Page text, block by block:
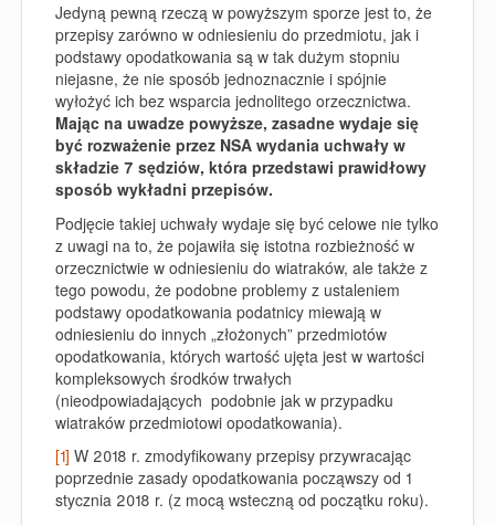
Jedyną pewną rzeczą w powyższym sporze jest to, że
przepisy zarówno w odniesieniu do przedmiotu, jak i
podstawy opodatkowania są w tak dużym stopniu
niejasne, że nie sposób jednoznacznie i spójnie
wyłożyć ich bez wsparcia jednolitego orzecznictwa.
Mając na uwadze powyższe, zasadne wydaje się
być rozważenie przez NSA wydania uchwały w
składzie 7 sędziów, która przedstawi prawidłowy
sposób wykładni przepisów.
Podjęcie takiej uchwały wydaje się być celowe nie tylko
z uwagi na to, że pojawiła się istotna rozbieżność w
orzecznictwie w odniesieniu do wiatraków, ale także z
tego powodu, że podobne problemy z ustaleniem
podstawy opodatkowania podatnicy miewają w
odniesieniu do innych „złożonych” przedmiotów
opodatkowania, których wartość ujęta jest w wartości
kompleksowych środków trwałych
(nieodpowiadających podobnie jak w przypadku
wiatraków przedmiotowi opodatkowania).
[1] W 2018 r. zmodyfikowany przepisy przywracając
poprzednie zasady opodatkowania począwszy od 1
stycznia 2018 r. (z mocą wsteczną od początku roku).